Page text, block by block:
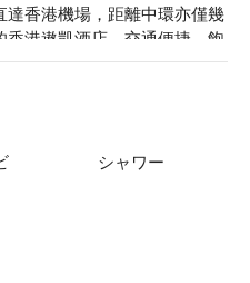
香港機場，距離中環亦僅幾
港遨凱酒店，交通便捷，飽
敞雅致的居住空間，並提供
シャワー